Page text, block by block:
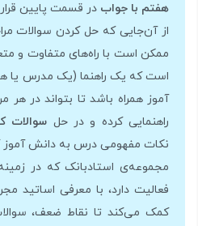
هفتم با جواب در قسمت پایین
از آن‌جایی که حل کردن سوالات
ممکن است با راه‌های متفاوت و
است که یک راهنما (یک مدرس یا
آموز همراه باشد تا بتواند در هر
راهنمایی کرده و در حل سوالات
نکات مفهومی درس به دانش آموز
مجموعه‌ی استادبانک که در
فعالیت دارد، با معرفی اساتید
کمک می‌کند تا نقاط ضعف،